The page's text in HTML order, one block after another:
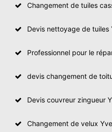
Changement de tuiles
Devis nettoyage de tuiles
Professionnel pour le
devis changement de
Devis couvreur zingueur
Changement de velux